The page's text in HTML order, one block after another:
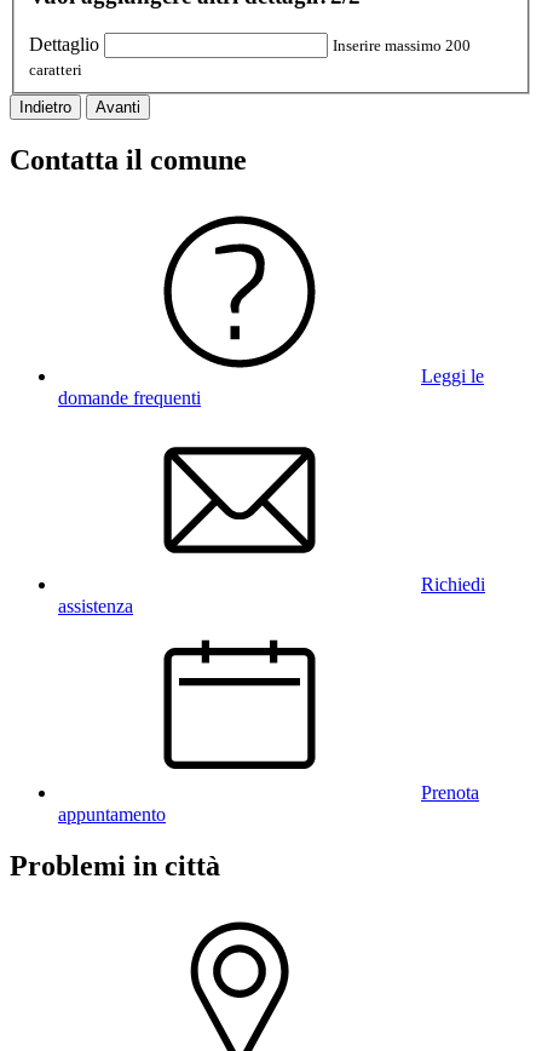
Dettaglio
Inserire massimo 200
caratteri
Indietro Avanti
Contatta il comune
Leggi le
domande frequenti
Richiedi
assistenza
Prenota
appuntamento
Problemi in città